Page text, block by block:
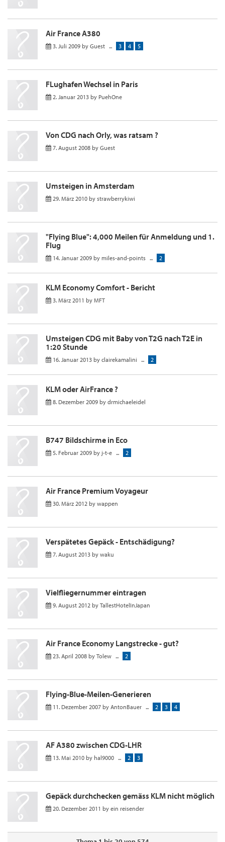
Air France A380
3. Juli 2009 by Guest ... 3 4 5
FLughafen Wechsel in Paris
2. Januar 2013 by PuehOne
Von CDG nach Orly, was ratsam ?
7. August 2008 by Guest
Umsteigen in Amsterdam
29. März 2010 by strawberrykiwi
"Flying Blue": 4,000 Meilen für Anmeldung und 1.
Flug
14. Januar 2009 by miles-and-points ... 2
KLM Economy Comfort - Bericht
3. März 2011 by MFT
Umsteigen CDG mit Baby von T2G nach T2E in
1:20 Stunde
16. Januar 2013 by clairekamalini ... 2
KLM oder AirFrance ?
8. Dezember 2009 by drmichaeleidel
B747 Bildschirme in Eco
5. Februar 2009 by j-t-e ... 2
Air France Premium Voyageur
30. März 2012 by wappen
Verspätetes Gepäck - Entschädigung?
7. August 2013 by waku
Vielfliegernummer eintragen
9. August 2012 by TallestHotelInJapan
Air France Economy Langstrecke - gut?
23. April 2008 by Tolew ... 2
Flying-Blue-Meilen-Generieren
11. Dezember 2007 by AntonBauer ... 2 3 4
AF A380 zwischen CDG-LHR
13. Mai 2010 by hal9000 ... 2 3
Gepäck durchchecken gemäss KLM nicht möglich
20. Dezember 2011 by ein reisender